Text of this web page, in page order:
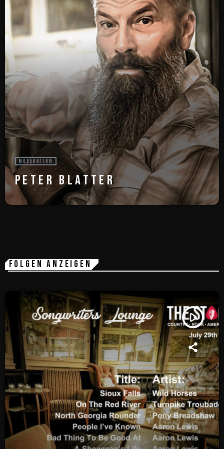
MODERATION
PETER BLATTER
FOLGEN ANZEIGEN
play_arrow